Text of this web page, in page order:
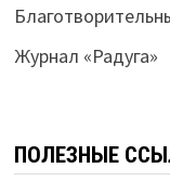
Журнал «Радуга»
ПОЛЕЗНЫЕ